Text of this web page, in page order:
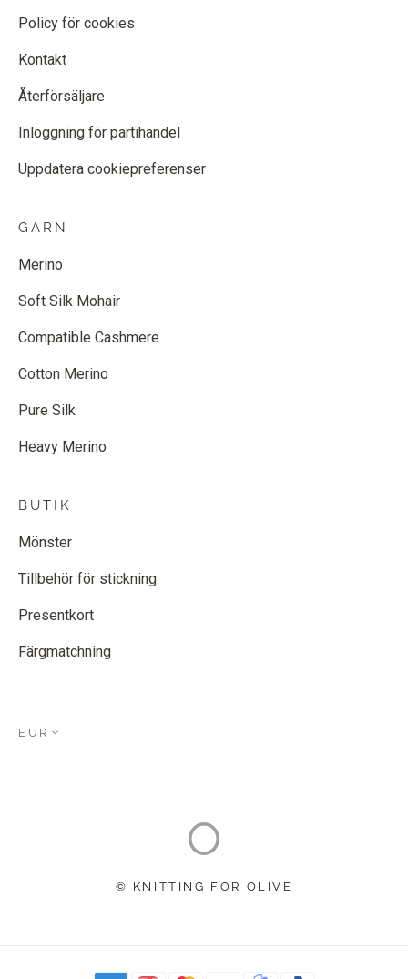
Policy för cookies
Kontakt
Återförsäljare
Inloggning för partihandel
Uppdatera cookiepreferenser
GARN
Merino
Soft Silk Mohair
Compatible Cashmere
Cotton Merino
Pure Silk
Heavy Merino
BUTIK
Mönster
Tillbehör för stickning
Presentkort
Färgmatchning
EUR
© KNITTING FOR OLIVE